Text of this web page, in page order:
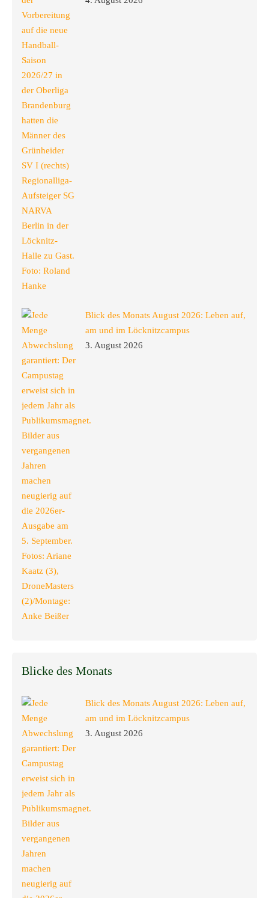
Blick des Monats August 2026: Leben auf,
am und im Löcknitzcampus
3. August 2026
Blicke des Monats
Blick des Monats August 2026: Leben auf,
am und im Löcknitzcampus
3. August 2026